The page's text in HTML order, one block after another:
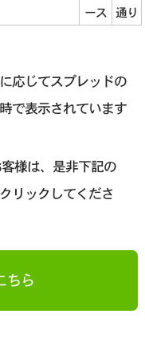
ース 通り
応じてスプレッドの
で表示されています
様は、是非下記の
リックしてくださ
ちら